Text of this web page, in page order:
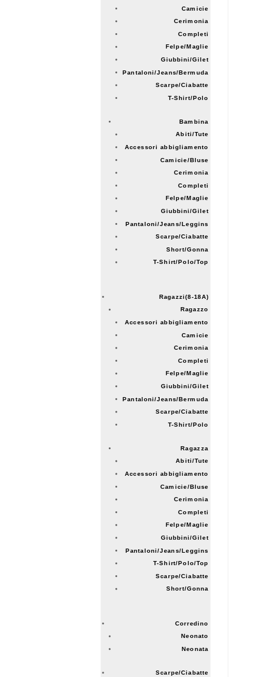
Camicie
Cerimonia
Completi
Felpe/Maglie
Giubbini/Gilet
Pantaloni/Jeans/Bermuda
Scarpe/Ciabatte
T-Shirt/Polo
Bambina
Abiti/Tute
Accessori abbigliamento
Camicie/Bluse
Cerimonia
Completi
Felpe/Maglie
Giubbini/Gilet
Pantaloni/Jeans/Leggins
Scarpe/Ciabatte
Short/Gonna
T-Shirt/Polo/Top
Ragazzi(8-18A)
Ragazzo
Accessori abbigliamento
Camicie
Cerimonia
Completi
Felpe/Maglie
Giubbini/Gilet
Pantaloni/Jeans/Bermuda
Scarpe/Ciabatte
T-Shirt/Polo
Ragazza
Abiti/Tute
Accessori abbigliamento
Camicie/Bluse
Cerimonia
Completi
Felpe/Maglie
Giubbini/Gilet
Pantaloni/Jeans/Leggins
T-Shirt/Polo/Top
Scarpe/Ciabatte
Short/Gonna
Corredino
Neonato
Neonata
Scarpe/Ciabatte